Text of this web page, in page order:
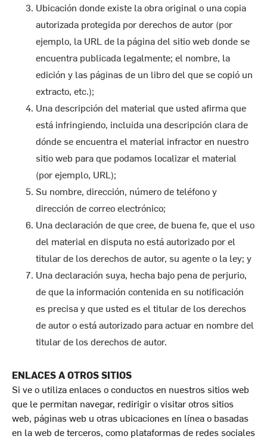
Ubicación donde existe la obra original o una copia
autorizada protegida por derechos de autor (por
ejemplo, la URL de la página del sitio web donde se
encuentra publicada legalmente; el nombre, la
edición y las páginas de un libro del que se copió un
extracto, etc.);
Una descripción del material que usted afirma que
está infringiendo, incluida una descripción clara de
dónde se encuentra el material infractor en nuestro
sitio web para que podamos localizar el material
(por ejemplo, URL);
Su nombre, dirección, número de teléfono y
dirección de correo electrónico;
Una declaración de que cree, de buena fe, que el uso
del material en disputa no está autorizado por el
titular de los derechos de autor, su agente o la ley; y
Una declaración suya, hecha bajo pena de perjurio,
de que la información contenida en su notificación
es precisa y que usted es el titular de los derechos
de autor o está autorizado para actuar en nombre del
titular de los derechos de autor.
ENLACES A OTROS SITIOS
Si ve o utiliza enlaces o conductos en nuestros sitios web
que le permitan navegar, redirigir o visitar otros sitios
web, páginas web u otras ubicaciones en línea o basadas
en la web de terceros, como plataformas de redes sociales